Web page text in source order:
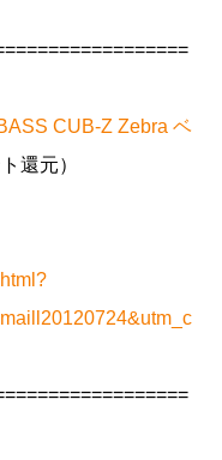
CUB-Z Zebra ベ
還元）